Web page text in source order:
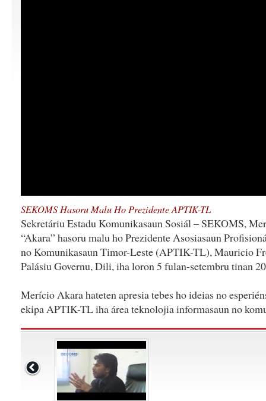
SEKOMS Hasoru Malu Ho Prezidente APTIK-TL
Sekretáriu Estadu Komunikasaun Sosiál – SEKOMS,
“Akara” hasoru malu ho Prezidente Asosiasaun
no Komunikasaun Timor-Leste (APTIK-TL), Mauricio
Palásiu Governu, Dili, iha loron 5 fulan-setembru tinan
Merício Akara hateten apresia tebes ho ideias no
ekipa APTIK-TL iha área teknolojia informasaun no